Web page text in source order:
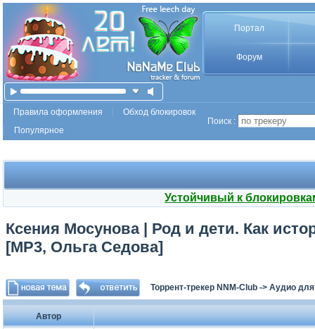
Портал
Форум
Правила оформления
Обход блокировок
Популярное
Поиск :
Устойчивый к
Ксения Мосунова | Род и дети. Как
[MP3, Ольга Седова]
Торрент-трекер NNM-Club -> Аудио для
Автор